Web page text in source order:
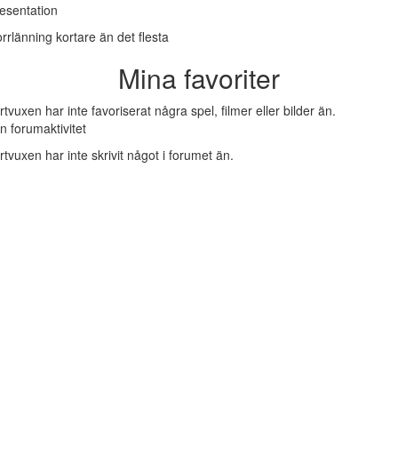
kortare än det flesta
Mina favoriter
har inte favoriserat några spel, filmer eller bilder än.
forumaktivitet
har inte skrivit något i forumet än.